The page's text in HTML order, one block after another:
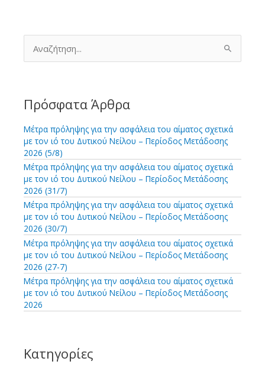
α
τ
η
η
γ
ι
α
:
Πρόσφατα Άρθρα
Μέτρα πρόληψης για την ασφάλεια του αίματος σχετικά
με τον ιό του Δυτικού Νείλου – Περίοδος Μετάδοσης
2026 (5/8)
Μέτρα πρόληψης για την ασφάλεια του αίματος σχετικά
με τον ιό του Δυτικού Νείλου – Περίοδος Μετάδοσης
2026 (31/7)
Μέτρα πρόληψης για την ασφάλεια του αίματος σχετικά
με τον ιό του Δυτικού Νείλου – Περίοδος Μετάδοσης
2026 (30/7)
Μέτρα πρόληψης για την ασφάλεια του αίματος σχετικά
με τον ιό του Δυτικού Νείλου – Περίοδος Μετάδοσης
2026 (27-7)
Μέτρα πρόληψης για την ασφάλεια του αίματος σχετικά
με τον ιό του Δυτικού Νείλου – Περίοδος Μετάδοσης
2026
Κατηγορίες